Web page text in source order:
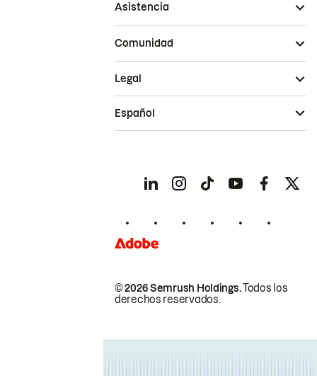
Asistencia
Comunidad
© 2026 Semrush Holdings.Todos los
derechos reservados.
Legal
Español